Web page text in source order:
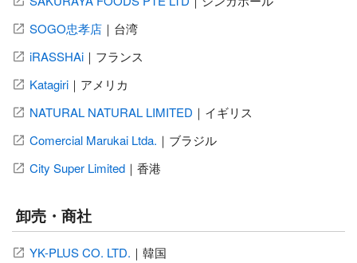
SOGO忠孝店 ｜ 台湾
iRASSHAi ｜ フランス
Katagiri ｜ アメリカ
NATURAL NATURAL LIMITED ｜ イギリス
Comercial Marukai Ltda. ｜ ブラジル
City Super Limited ｜ 香港
卸売・商社
YK-PLUS CO. LTD. ｜ 韓国